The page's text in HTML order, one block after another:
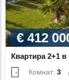
€ 412
Квартира 2+1
Комнат:3